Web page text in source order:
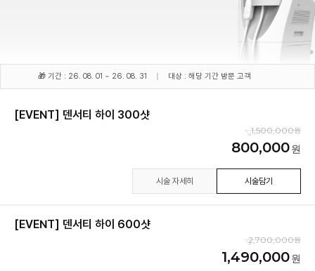
🎁 기간 : 26. 08. 01 ~ 26. 08. 31 대상 : 해당 기간 방문 고객
[EVENT] 덴서티 하이 300샷
1,500,000
800,000
시술 자세히 시술담기
[EVENT] 덴서티 하이 600샷
2,700,000
1,490,000